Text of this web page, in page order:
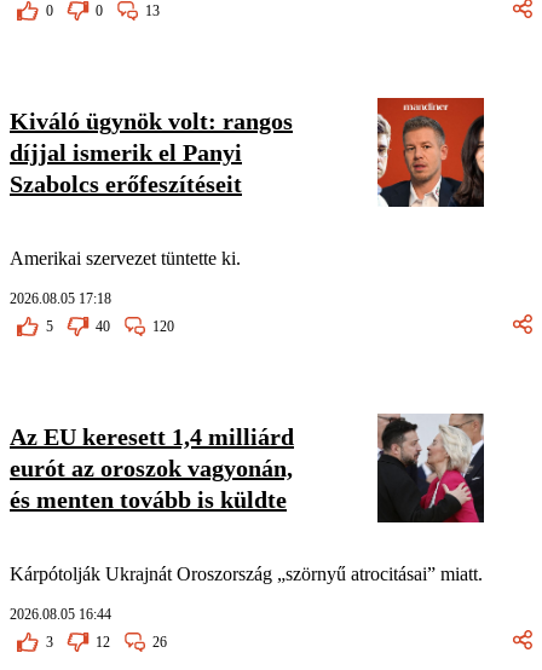
0
0 13
Kiváló ügynök volt: rangos
díjjal ismerik el Panyi
Szabolcs erőfeszítéseit
Amerikai szervezet tüntette ki.
2026.08.05 17:18
5
40 120
Az EU keresett 1,4 milliárd
eurót az oroszok vagyonán,
és menten tovább is küldte
Kárpótolják Ukrajnát Oroszország „szörnyű atrocitásai” miatt.
2026.08.05 16:44
3
12 26